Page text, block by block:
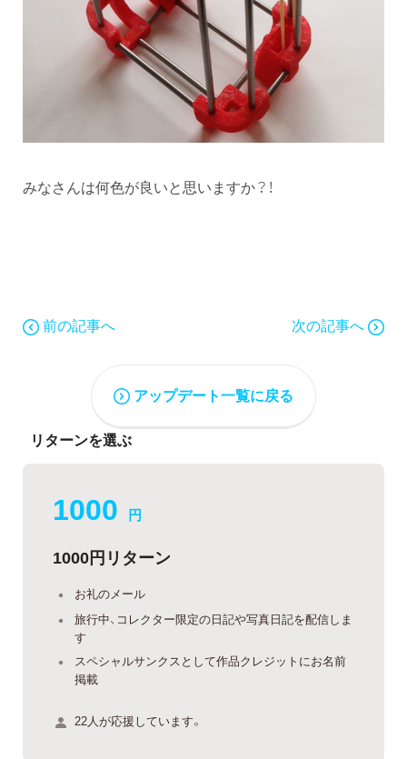
みなさんは何色が良いと思いますか？！
前の記事へ 次の記事へ
アップデート一覧に戻る
リターンを選ぶ
1000 円
1000円リターン
お礼のメール
旅行中、コレクター限定の日記や写真日記を配信しま
す
スペシャルサンクスとして作品クレジットにお名前
掲載
22人が応援しています。